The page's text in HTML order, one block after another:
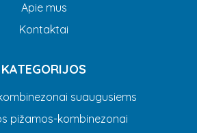
Apie mus
Kontaktai
KATEGORIJOS
suaugusiems
pižamos-kombinezonai